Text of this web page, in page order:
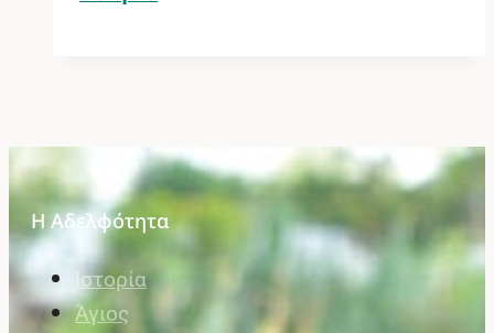
Η Αδελφότητα
Ιστορία
Άγιος